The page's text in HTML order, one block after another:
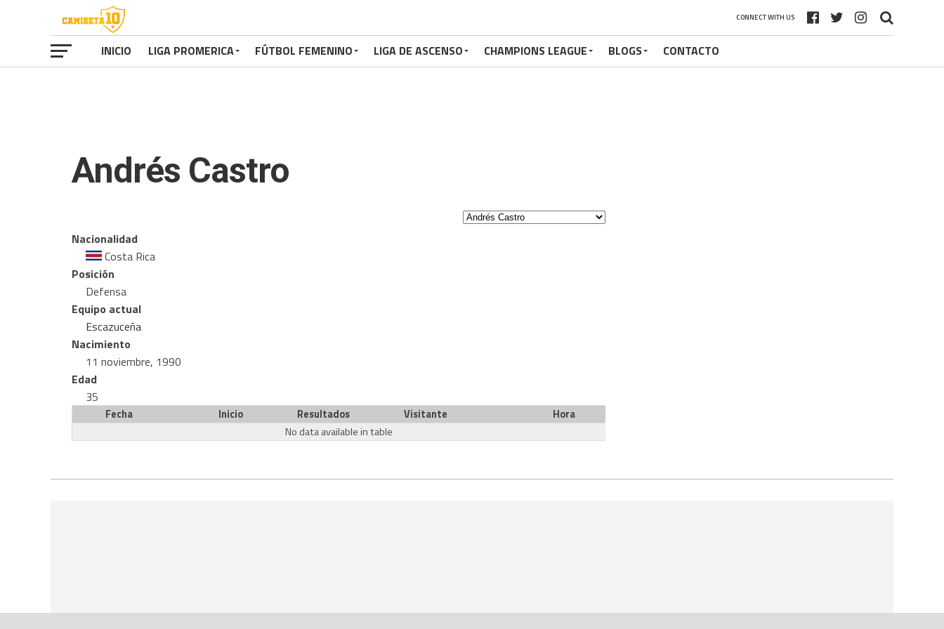
CONNECT WITH US
INICIO LIGA PROMERICA FÚTBOL FEMENINO LIGA DE ASCENSO CHAMPIONS LEAGUE BLOGS CONTACTO
Andrés Castro
Nacionalidad
Costa Rica
Posición
Defensa
Equipo actual
Escazuceña
Nacimiento
11 noviembre, 1990
Edad
35
Fecha Inicio Resultados Visitante
Hora
No data available in table